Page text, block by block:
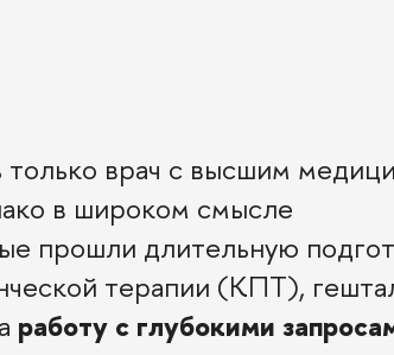
врач с высшим
в широком смысле
прошли длительную
терапии (КПТ),
работу с глубокими